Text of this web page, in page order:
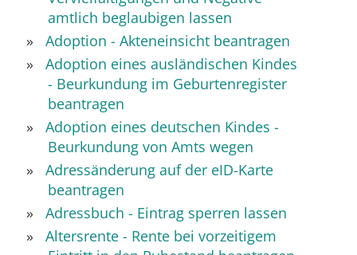
amtlich beglaubigen lassen
Adoption - Akteneinsicht beantragen
Adoption eines ausländischen Kindes
- Beurkundung im Geburtenregister
beantragen
Adoption eines deutschen Kindes -
Beurkundung von Amts wegen
Adressänderung auf der eID-Karte
beantragen
Adressbuch - Eintrag sperren lassen
Altersrente - Rente bei vorzeitigem